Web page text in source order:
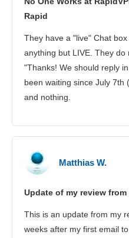
Rapid
They have a "live" Chat
anything but LIVE. They do
"Thanks! We should reply
been waiting since July 7th
and nothing.
Matthias W.
Update of my review from
This is an update from my
weeks after my first email